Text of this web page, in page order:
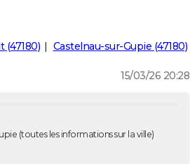
(47180) Castelnau-sur-Gupie (47180)
15/03/26 20:28
(toutes les informations sur la ville)